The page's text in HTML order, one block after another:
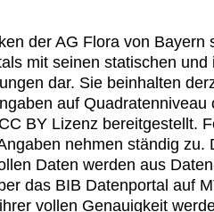
der AG Flora von Bayern
mit seinen statischen und
dar. Sie beinhalten
auf Quadratenniveau
BY Lizenz bereitgestellt.
nehmen ständig zu.
Daten werden aus
das BIB Datenportal auf
vollen Genauigkeit